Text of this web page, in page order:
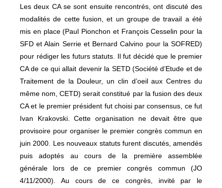
Les deux CA se sont ensuite rencontrés, ont discuté des
modalités de cette fusion, et un groupe de travail a été
mis en place (Paul Pionchon et François Cesselin pour la
SFD et Alain Serrie et Bernard Calvino pour la SOFRED)
pour rédiger les futurs statuts. Il fut décidé que le premier
CA de ce qui allait devenir la SETD (Société d’Etude et de
Traitement de la Douleur, un clin d’oeil aux Centres du
même nom, CETD) serait constitué par la fusion des deux
CA et le premier président fut choisi par consensus, ce fut
Ivan Krakovski. Cette organisation ne devait être que
provisoire pour organiser le premier congrès commun en
juin 2000. Les nouveaux statuts furent discutés, amendés
puis adoptés au cours de la première assemblée
générale lors de ce premier congrès commun (JO
4/11/2000). Au cours de ce congrès, invité par le